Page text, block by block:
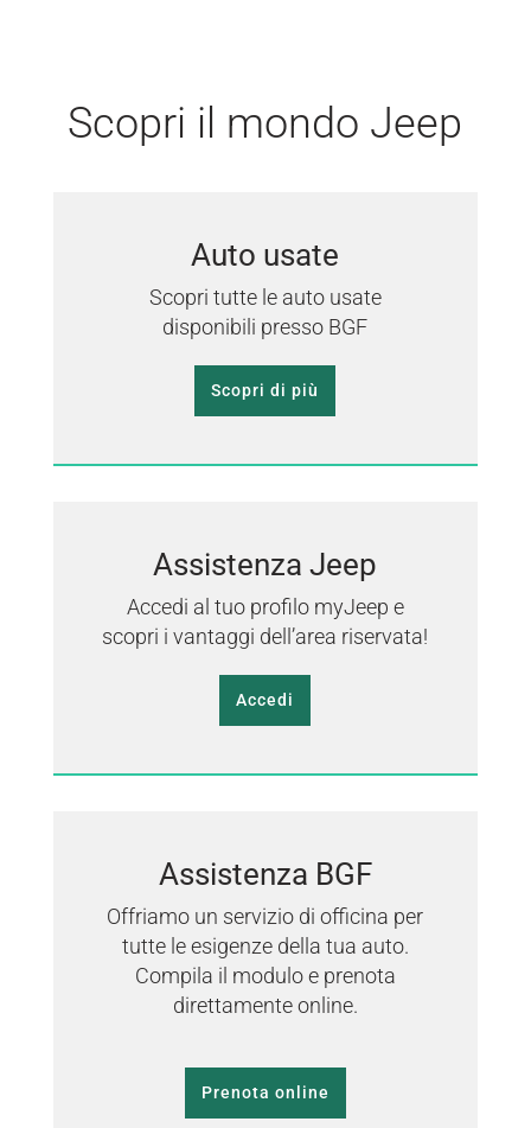
Scopri il mondo Jeep
Auto usate
Scopri tutte le auto usate
disponibili presso BGF
Scopri di più
Assistenza Jeep
Accedi al tuo profilo myJeep e
scopri i vantaggi dell’area riservata!
Accedi
Assistenza BGF
Offriamo un servizio di officina per
tutte le esigenze della tua auto.
Compila il modulo e prenota
direttamente online.
Prenota online